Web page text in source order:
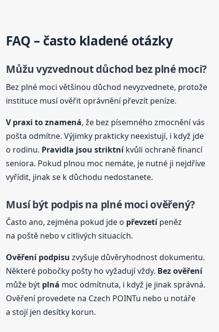
FAQ – často kladené otázky
Můžu vyzvednout důchod bez plné moci?
Bez plné moci většinou důchod nevyzvednete, protože
instituce musí ověřit oprávnění převzít peníze.
V praxi to znamená, že bez písemného zmocnění vás
pošta odmítne. Výjimky prakticky neexistují, i když jde
o rodinu. Pravidla jsou striktníkvůli ochraně financí
seniora. Pokud plnou moc nemáte, je nutné ji nejdříve
vyřídit, jinak se k důchodu nedostanete.
Musí být podpis na plné moci ověřený?
Často ano, zejména pokud jde o převzetípeněz
na poště nebo v citlivých situacích.
Ověření podpisu zvyšuje důvěryhodnost dokumentu.
Některé pobočky pošty ho vyžadují vždy. Bez ověření
může být plná moc odmítnuta, i když je jinak správná.
Ověření provedete na Czech POINTu nebo u notáře
a stojí jen desítky korun.